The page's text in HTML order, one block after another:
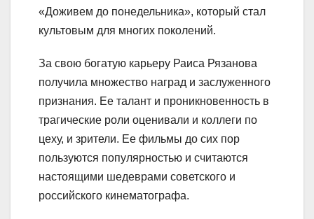
«Доживем до понедельника», который стал
культовым для многих поколений.
За свою богатую карьеру Раиса Рязанова
получила множество наград и заслуженного
признания. Ее талант и проникновенность в
трагические роли оценивали и коллеги по
цеху, и зрители. Ее фильмы до сих пор
пользуются популярностью и считаются
настоящими шедеврами советского и
российского кинематографа.